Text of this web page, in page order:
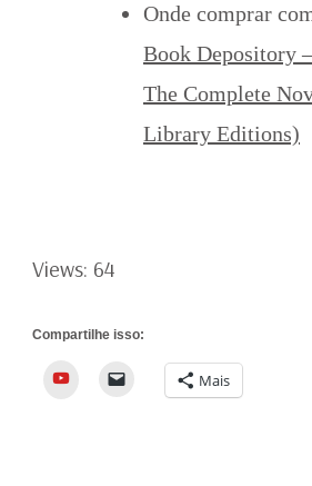
Onde comprar
Book Depository
The Complete
Library Editions)
Views: 64
Compartilhe isso:
YouTube Mais